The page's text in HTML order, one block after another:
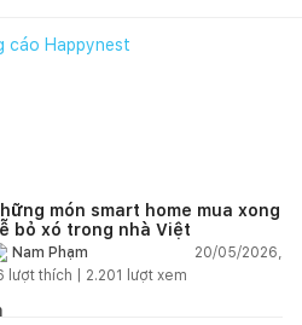
món smart home mua xong
bỏ xó trong nhà Việt
Nam Phạm
20/05/2026,
lượt thích | 2.201 lượt xem